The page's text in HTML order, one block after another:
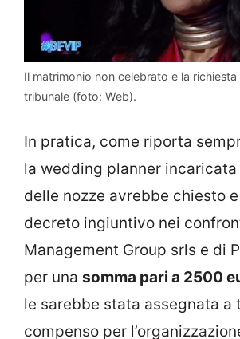
Il matrimonio non celebrato e la
tribunale (foto: Web).
In pratica, come riporta
la wedding planner incaricata
delle nozze avrebbe chiesto
decreto ingiuntivo nei
Management Group srls e di
per una somma pari a 2500
le sarebbe stata assegnata a
compenso per